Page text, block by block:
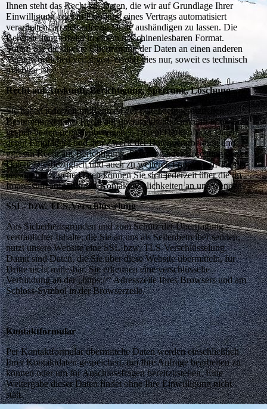
Ihnen steht das Recht zu, Daten, die wir auf Grundlage Ihrer
Einwilligung oder in Erfüllung eines Vertrags automatisiert
verarbeiten, an sich oder an Dritte aushändigen zu lassen. Die
Bereitstellung erfolgt in einem maschinenlesbaren Format.
Sofern Sie die direkte Übertragung der Daten an einen anderen
Verantwortlichen verlangen, erfolgt dies nur, soweit es technisch
machbar ist.
Recht auf Auskunft, Berichtigung, Sperrung, Löschung
Sie haben jederzeit im Rahmen der geltenden gesetzlichen
Bestimmungen das Recht auf unentgeltliche Auskunft über Ihre
gespeicherten personenbezogenen Daten, Herkunft der Daten,
deren Empfänger und den Zweck der Datenverarbeitung und
ggf. ein Recht auf Berichtigung, Sperrung oder Löschung dieser
Daten. Diesbezüglich und auch zu weiteren Fragen zum Thema
personenbezogene Daten können Sie sich jederzeit über die im
Impressum aufgeführten Kontaktmöglichkeiten an uns wenden.
SSL- bzw. TLS-Verschlüsselung
Aus Sicherheitsgründen und zum Schutz der Übertragung
vertraulicher Inhalte, die Sie an uns als Seitenbetreiber senden,
nutzt unsere Website eine SSL-bzw. TLS-Verschlüsselung.
Damit sind Daten, die Sie über diese Website übermitteln, für
Dritte nicht mitlesbar. Sie erkennen eine verschlüsselte
Verbindung an der „https://“ Adresszeile Ihres Browsers und am
Schloss-Symbol in der Browserzeile.
Kontaktformular
Per Kontaktformular übermittelte Daten werden einschließlich
Ihrer Kontaktdaten gespeichert, um Ihre Anfrage bearbeiten zu
können oder um für Anschlussfragen bereitzustehen. Eine
Weitergabe dieser Daten findet ohne Ihre Einwilligung nicht
statt.